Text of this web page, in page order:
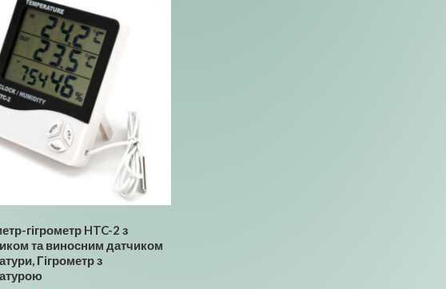
гігрометр HTC-2 з
та виносним датчиком
Гігрометр з